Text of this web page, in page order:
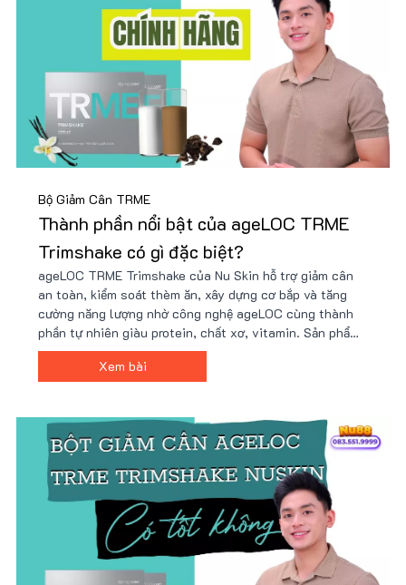
Bộ Giảm Cân TRME
Thành phần nổi bật của ageLOC TRME
Trimshake có gì đặc biệt?
ageLOC TRME Trimshake của Nu Skin hỗ trợ giảm cân
an toàn, kiểm soát thèm ăn, xây dựng cơ bắp và tăng
cường năng lượng nhờ công nghệ ageLOC cùng thành
phần tự nhiên giàu protein, chất xơ, vitamin. Sản phẩm
tiện lợi, dễ sử dụng, phù hợp lối sống bận rộn và mục
tiêu sức khỏe. Giá ưu đãi tại Nu88!
Xem bài